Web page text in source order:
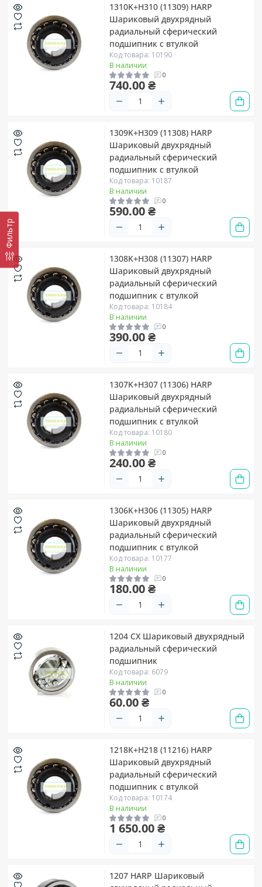
Фильтр
1310K+H310 (11309) HARP
Шариковый двухрядный
радиальный сферический
подшипник с втулкой
Код товара: 10190
В наличии
0
740.00 ₴
1309K+H309 (11308) HARP
Шариковый двухрядный
радиальный сферический
подшипник с втулкой
Код товара: 10187
В наличии
0
590.00 ₴
1308K+H308 (11307) HARP
Шариковый двухрядный
радиальный сферический
подшипник с втулкой
Код товара: 10184
В наличии
0
390.00 ₴
1307K+H307 (11306) HARP
Шариковый двухрядный
радиальный сферический
подшипник с втулкой
Код товара: 10180
В наличии
0
240.00 ₴
1306K+H306 (11305) HARP
Шариковый двухрядный
радиальный сферический
подшипник с втулкой
Код товара: 10177
В наличии
0
180.00 ₴
1204 CX Шариковый двухрядный
радиальный сферический
подшипник
Код товара: 6079
В наличии
0
60.00 ₴
1218K+H218 (11216) HARP
Шариковый двухрядный
радиальный сферический
подшипник с втулкой
Код товара: 10174
В наличии
0
1 650.00 ₴
1207 HARP Шариковый